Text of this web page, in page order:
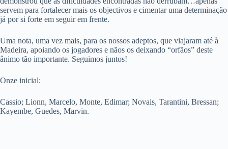
servem para fortalecer mais os objectivos e cimentar uma determinação
já por si forte em seguir em frente.
Uma nota, uma vez mais, para os nossos adeptos, que viajaram até à
Madeira, apoiando os jogadores e nãos os deixando “orfãos” deste
ânimo tão importante. Seguimos juntos!
Onze inicial:
Cassio; Lionn, Marcelo, Monte, Edimar; Novais, Tarantini, Bressan;
Kayembe, Guedes, Marvin.